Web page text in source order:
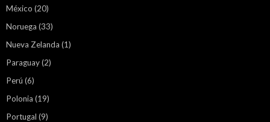
México (20)
Noruega (33)
Nueva Zelanda (1)
Paraguay(2)
Perú (6)
Polonia (19)
Portugal (9)